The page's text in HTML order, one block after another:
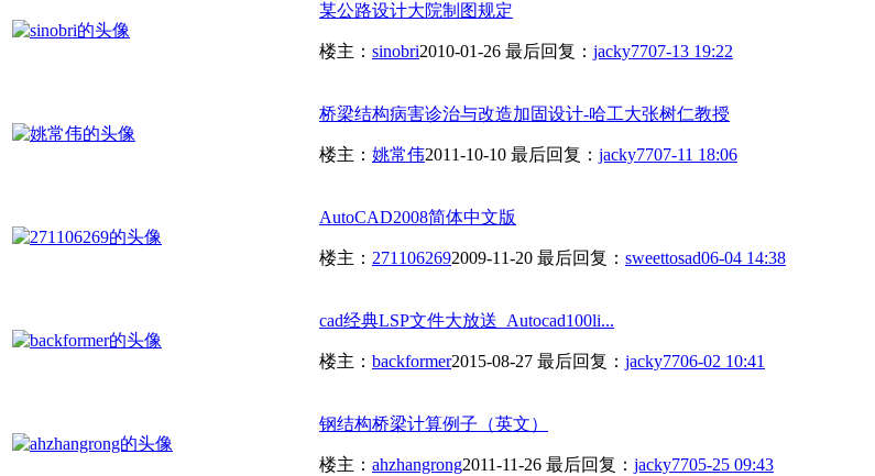
某公路设计大院制图规定
楼主： sinobri2010-01-26 最后回复： jacky7707-13 19:22
桥梁结构病害诊治与改造加固设计-哈工大张树仁教授
楼主： 姚常伟2011-10-10 最后回复： jacky7707-11 18:06
AutoCAD2008简体中文版
楼主： 2711062692009-11-20 最后回复： sweettosad06-04 14:38
cad经典LSP文件大放送_Autocad100li...
楼主： backformer2015-08-27 最后回复： jacky7706-02 10:41
钢结构桥梁计算例子（英文）
楼主： ahzhangrong2011-11-26 最后回复： jacky7705-25 09:43